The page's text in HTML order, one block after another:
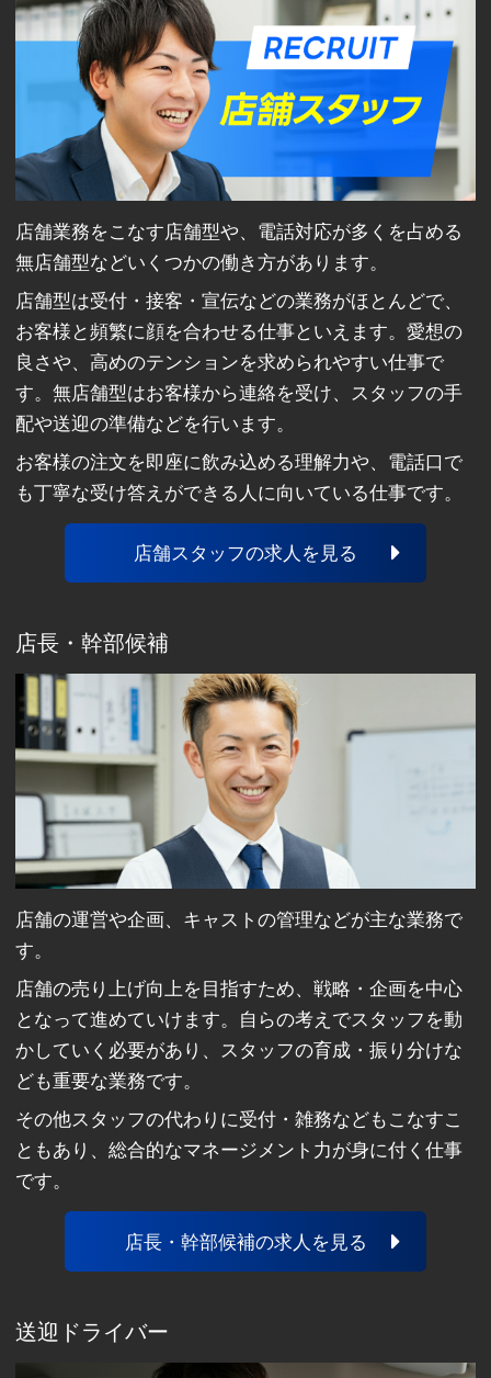
店舗業務をこなす店舗型や、電話対応が多くを占める
無店舗型などいくつかの働き方があります。
店舗型は受付・接客・宣伝などの業務がほとんどで、
お客様と頻繁に顔を合わせる仕事といえます。愛想の
良さや、高めのテンションを求められやすい仕事で
す。無店舗型はお客様から連絡を受け、スタッフの手
配や送迎の準備などを行います。
お客様の注文を即座に飲み込める理解力や、電話口で
も丁寧な受け答えができる人に向いている仕事です。
店舗スタッフの求人を見る
店長・幹部候補
店舗の運営や企画、キャストの管理などが主な業務で
す。
店舗の売り上げ向上を目指すため、戦略・企画を中心
となって進めていけます。自らの考えでスタッフを動
かしていく必要があり、スタッフの育成・振り分けな
ども重要な業務です。
その他スタッフの代わりに受付・雑務などもこなすこ
ともあり、総合的なマネージメント力が身に付く仕事
です。
店長・幹部候補の求人を見る
送迎ドライバー